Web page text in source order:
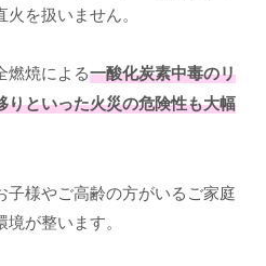
を扱いません。
燃焼による一酸化炭素中毒のリ
といった火災の危険性も大幅
様やご高齢の方がいるご家庭
が整います。